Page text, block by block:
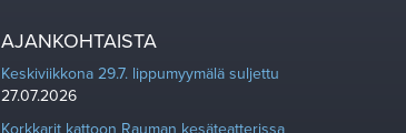
AJANKOHTAISTA
Keskiviikkona 29.7. lippumyymälä suljettu
27.07.2026
Korkkarit kattoon Rauman kesäteatterissa